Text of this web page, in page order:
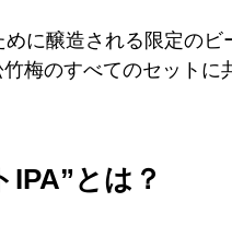
に醸造される限定の
梅のすべてのセットに
IPA”とは？